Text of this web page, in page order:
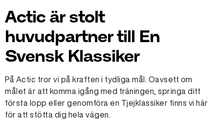
Actic är stolt
huvudpartner till En
Svensk Klassiker
På Actic tror vi på kraften i tydliga mål. Oavsett om
målet är att komma igång med träningen, springa ditt
första lopp eller genomföra en Tjejklassiker finns vi här
för att stötta dig hela vägen.